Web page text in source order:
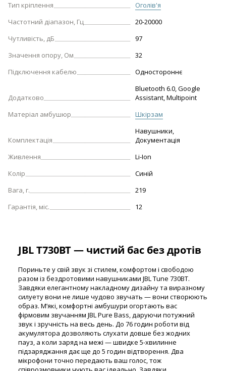
Тип кріплення
Оголів'я
Частотний діапазон, Гц
20-20000
Чутливість, дБ
97
Значення опору, Ом
32
Підключення кабелю
Одностороннє
Додатково
Bluetooth 6.0, Google
Assistant, Multipoint
Матеріал амбушюр
Шкірзам
Комплектація
Навушники,
Документація
Живлення
Li-Ion
Колір
Синій
Вага, г.
219
Гарантія, міс.
12
JBL T730BT — чистий бас без дротів
Пориньте у свій звук зі стилем, комфортом і свободою
разом із бездротовими навушниками JBL Tune 730BT.
Завдяки елегантному накладному дизайну та виразному
силуету вони не лише чудово звучать — вони створюють
образ. М’які, комфортні амбушури огортають вас
фірмовим звучанням JBL Pure Bass, даруючи потужний
звук і зручність на весь день. До 76 годин роботи від
акумулятора дозволяють слухати довше без жодних
пауз, а коли заряд на межі — швидке 5-хвилинне
підзаряджання дає ще до 5 годин відтворення. Два
мікрофони точно передають ваш голос, тож